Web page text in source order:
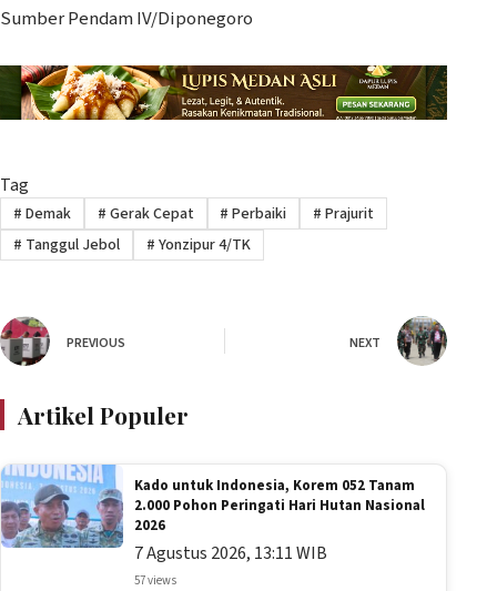
Sumber Pendam IV/Diponegoro
Tag
# Demak # Gerak Cepat # Perbaiki # Prajurit
# Tanggul Jebol # Yonzipur 4/TK
PREVIOUS NEXT
Artikel Populer
Kado untuk Indonesia, Korem 052 Tanam
2.000 Pohon Peringati Hari Hutan Nasional
2026
7 Agustus 2026, 13:11 WIB
57 views